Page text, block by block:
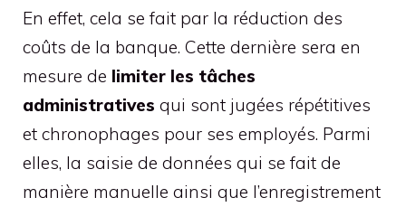
En effet, cela se fait par la réduction des
coûts de la banque. Cette dernière sera en
mesure de limiter les tâches
administratives qui sont jugées répétitives
et chronophages pour ses employés. Parmi
elles, la saisie de données qui se fait de
manière manuelle ainsi que l’enregistrement